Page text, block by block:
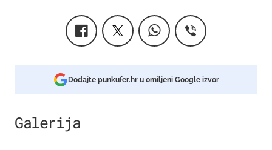
Dodajte punkufer.hr u omiljeni Google izvor
Galerija